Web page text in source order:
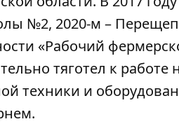
№2, 2020-м –
«Рабочий
тяготел к
техники и